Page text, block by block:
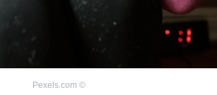
©
Pexels.com